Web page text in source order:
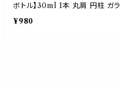
ボトル】30ml 1本 丸肩 円柱 ガラ
ト 容器 厚底 ダーク 茶色 アロマ
レグランス 掃除 美容室 噴霧 旅
¥980